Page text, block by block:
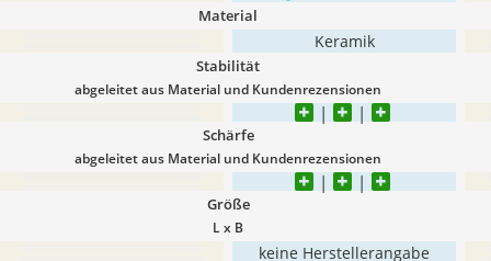
Material
Keramik
Stabilität
abgeleitet aus Material und Kundenrezensionen
Schärfe
abgeleitet aus Material und Kundenrezensionen
Größe
L x B
keine Herstellerangabe